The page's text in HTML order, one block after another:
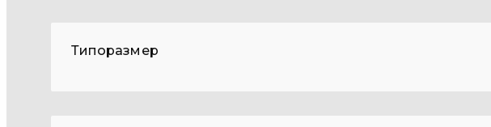
Типоразмер